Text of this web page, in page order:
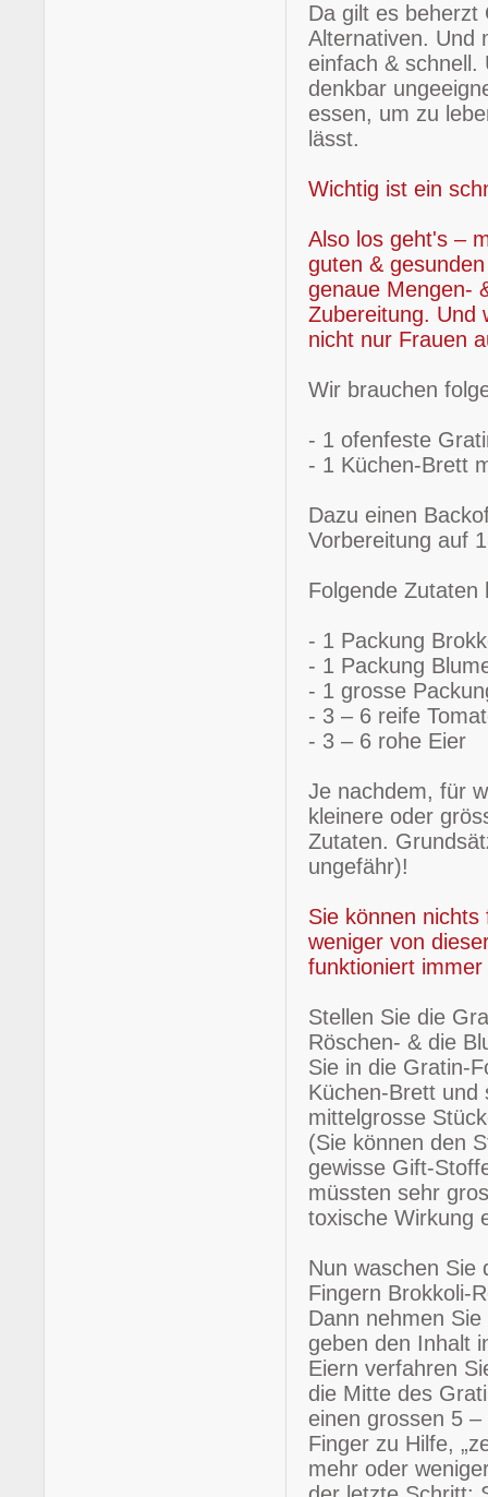
Da gilt es beherzt
Alternativen. Und
einfach & schnell.
denkbar
essen, um zu
lässt.
Wichtig ist ein
Also los geht's –
guten &
genaue Mengen-
Zubereitung. Und
nicht nur Frauen
Wir brauchen
- 1 ofenfeste
- 1 Küchen-Brett
Dazu einen
Vorbereitung auf
Folgende Zutaten
- 1 Packung
- 1 Packung
- 1 grosse
- 3 – 6 reife
- 3 – 6 rohe Eier
Je nachdem, für
kleinere oder
Zutaten.
ungefähr)!
Sie können
weniger von
funktioniert
Stellen Sie die
Röschen- & die
Sie in die Gratin-
Küchen-Brett und
mittelgrosse
(Sie können den
gewisse Gift-
müssten sehr
toxische Wirkung
Nun waschen Sie
Fingern Brokkoli-
Dann nehmen
geben den Inhalt
Eiern verfahren
die Mitte des
einen grossen 5
Finger zu Hilfe,
mehr oder